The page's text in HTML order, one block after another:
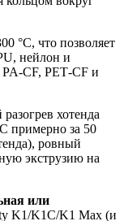
°C, что позволяет
нейлон и
PET‑CF и
хотенда
примерно за 50
ровный
экструзию на
или
K1/K1C/K1 Max (и